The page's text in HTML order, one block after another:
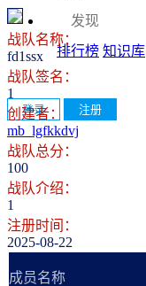
发现
排行榜 知识库
登录 注册
战队名称：
fd1ssx
战队签名：
1
创建者：
mb_lgfkkdvj
战队总分：
100
战队介绍：
1
注册时间：
2025-08-22
成员名称